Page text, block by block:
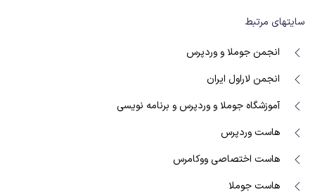
سایتهای مرتبط
انجمن جوملا و وردپرس
انجمن لاراول ایران
آموزشگاه جوملا و وردپرس و برنامه نویسی
هاست وردپرس
هاست اختصاصی ووکامرس
هاست جوملا